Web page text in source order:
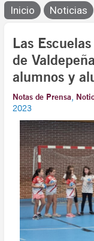
Inicio Noticias
Las
de
alumnos y
Notas de Prensa,
2023